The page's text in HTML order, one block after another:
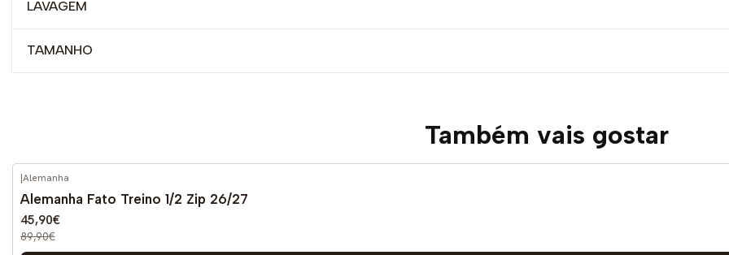
LAVAGEM
TAMANHO
Também vais gostar
DESCONTO
|Alemanha
Alemanha Fato Treino 1/2 Zip 26/27
45,90€
89,90€